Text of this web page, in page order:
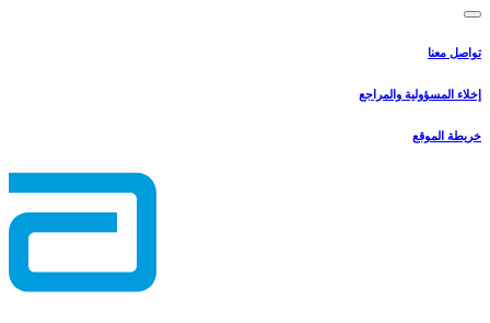
تواصل معنا
إخلاء المسؤولية والمراجع
خريطة الموقع